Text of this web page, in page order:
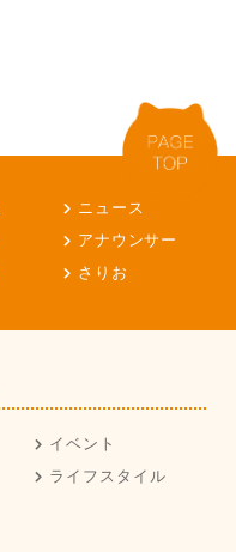
ニュース
アナウンサー
さりお
イベント
ライフスタイル